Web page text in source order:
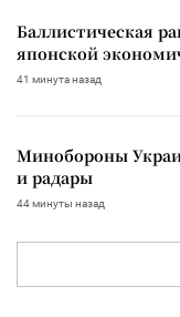
Баллистическая
японской
41 минута назад
Минобороны
и радары
44 минуты назад